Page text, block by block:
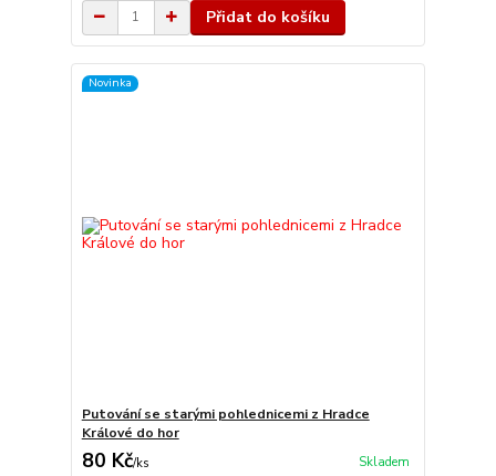
Přidat do košíku
Novinka
Putování se starými pohlednicemi z Hradce
Králové do hor
80 Kč/ks Skladem